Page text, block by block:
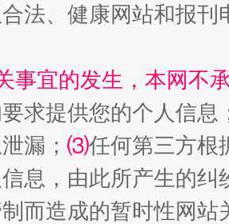
段成刚被判无期 从幼
法、健康网站和报
事宜的发生，本网不
求提供您的个人信息
漏； ⑶任何第三方根
息，由此所产生的纠
而造成的暂时性网